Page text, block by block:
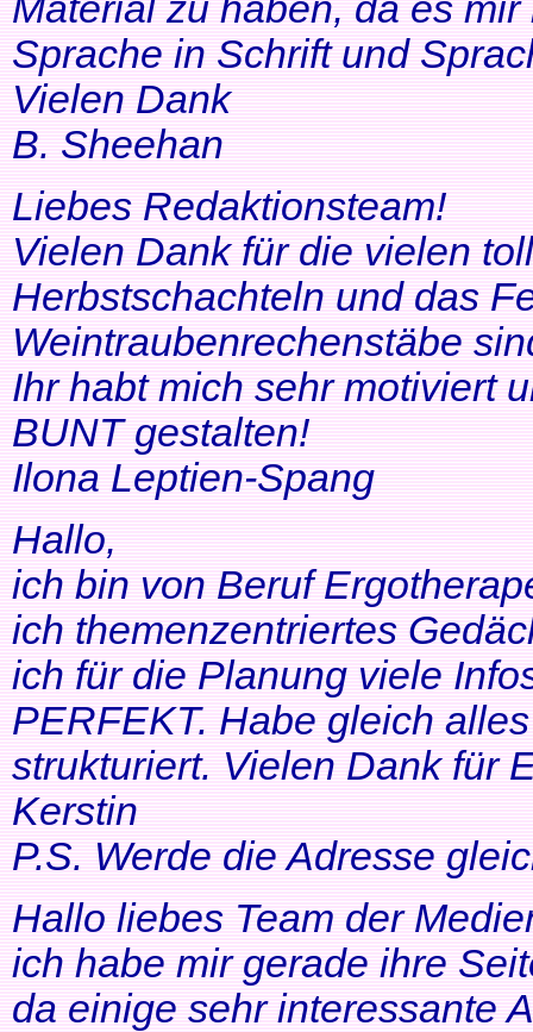
Material zu haben, da es
Sprache in Schrift und
Vielen Dank
B. Sheehan
Liebes Redaktionsteam!
Vielen Dank für die vielen
Herbstschachteln und das
Weintraubenrechenstäbe
Ihr habt mich sehr motiviert
BUNT gestalten!
Ilona Leptien-Spang
Hallo,
ich bin von Beruf
ich themenzentriertes
ich für die Planung viele
PERFEKT. Habe gleich
strukturiert. Vielen Dank für
Kerstin
P.S. Werde die Adresse
Hallo liebes Team der
ich habe mir gerade ihre
da einige sehr interessante